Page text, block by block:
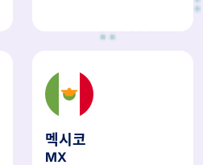
멕시코
MX